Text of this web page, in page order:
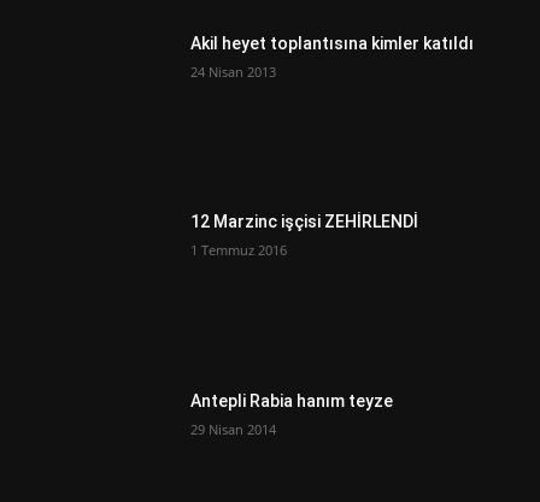
Akil heyet toplantısına kimler katıldı
24 Nisan 2013
12 Marzinc işçisi ZEHİRLENDİ
1 Temmuz 2016
Antepli Rabia hanım teyze
29 Nisan 2014